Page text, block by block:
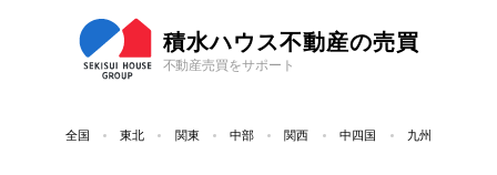
積水ハウス不動産の売買
不動産売買をサポート
全国 東北 関東 中部 関西 中四国 九州